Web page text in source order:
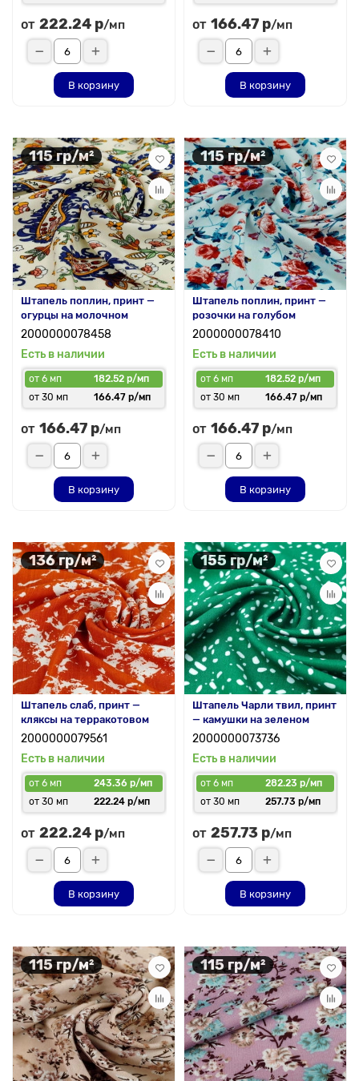
от 222.24 р/мп
В корзину
от 166.47 р/мп
В корзину
115 гр/м²
Штапель поплин, принт —
огурцы на молочном
2000000078458
Есть в наличии
от 6 мп
182.52 р/мп
от 30 мп
166.47 р/мп
от 166.47 р/мп
В корзину
115 гр/м²
Штапель поплин, принт —
розочки на голубом
2000000078410
Есть в наличии
от 6 мп
182.52 р/мп
от 30 мп
166.47 р/мп
от 166.47 р/мп
В корзину
136 гр/м²
Штапель слаб, принт —
кляксы на терракотовом
2000000079561
Есть в наличии
от 6 мп
243.36 р/мп
от 30 мп
222.24 р/мп
от 222.24 р/мп
В корзину
155 гр/м²
Штапель Чарли твил, принт
— камушки на зеленом
2000000073736
Есть в наличии
от 6 мп
282.23 р/мп
от 30 мп
257.73 р/мп
от 257.73 р/мп
В корзину
115 гр/м² 115 гр/м²